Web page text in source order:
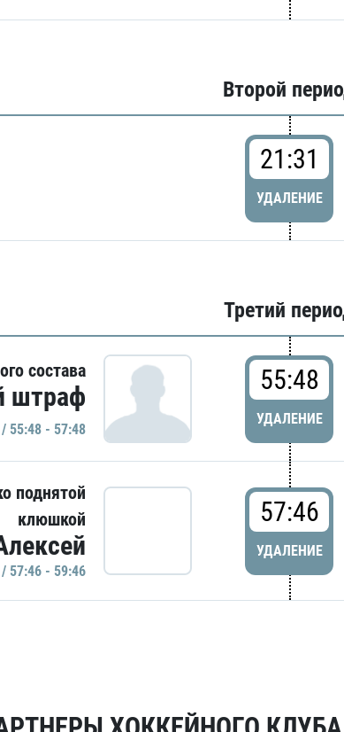
Второй
21:31
УДАЛЕНИЕ
Третий
состава
штраф
55:48 - 57:48
55:48
УДАЛЕНИЕ
поднятой
клюшкой
57:46 - 59:46
57:46
УДАЛЕНИЕ